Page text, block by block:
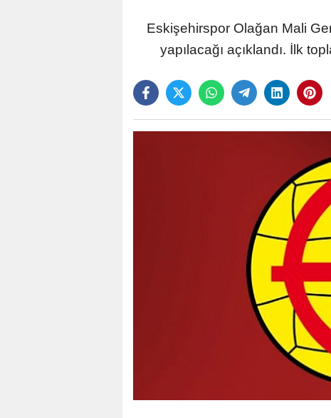
Eskişehirspor Olağan Mali
yapılacağı açıklandı. İlk